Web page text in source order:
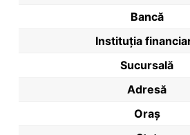
Bancă
Instituția
Sucursală
Adresă
Oraș